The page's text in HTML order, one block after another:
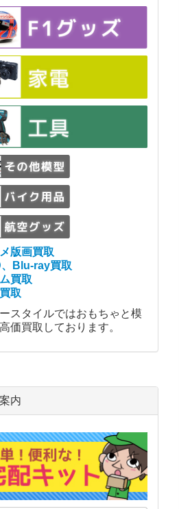
版画買取
、Blu-ray買取
買取
取
スタイルではおもちゃと模
価買取しております。
内